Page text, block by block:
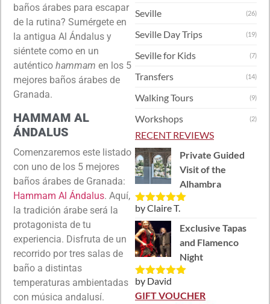
baños árabes para escapar
de la rutina? Sumérgete en
la antigua Al Ándalus y
siéntete como en un
auténtico hammam en los 5
mejores baños árabes de
Granada.
HAMMAM AL
ÁNDALUS
Comenzaremos este listado
con uno de los 5 mejores
baños árabes de Granada:
Hammam Al Ándalus. Aquí,
la tradición árabe será la
protagonista de tu
experiencia. Disfruta de un
recorrido por tres salas de
baño a distintas
temperaturas ambientadas
con música andalusí.
Seville (26)
Seville Day Trips (19)
Seville for Kids (7)
Transfers (14)
Walking Tours (9)
Workshops (2)
RECENT REVIEWS
Private Guided
Visit of the
Alhambra
Rated5out
of 5
by Claire T.
Exclusive Tapas
and Flamenco
Night
Rated5out
of 5
by David
GIFT VOUCHER